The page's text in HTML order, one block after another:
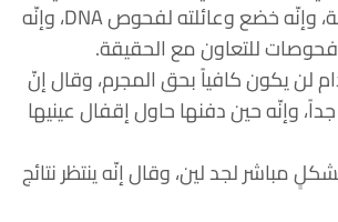
طالت شقيقه باطلة، وإنّه خضع وعائلته لفحوص DNA، وإنّه
للتعاون مع الحقيقة.
لن يكون كافياً بحق المجرم، وقال إنّ
وإنّه حين دفنها حاول إقفال عينيها
مباشر لجد لين، وقال إنّه ينتظر نتائج